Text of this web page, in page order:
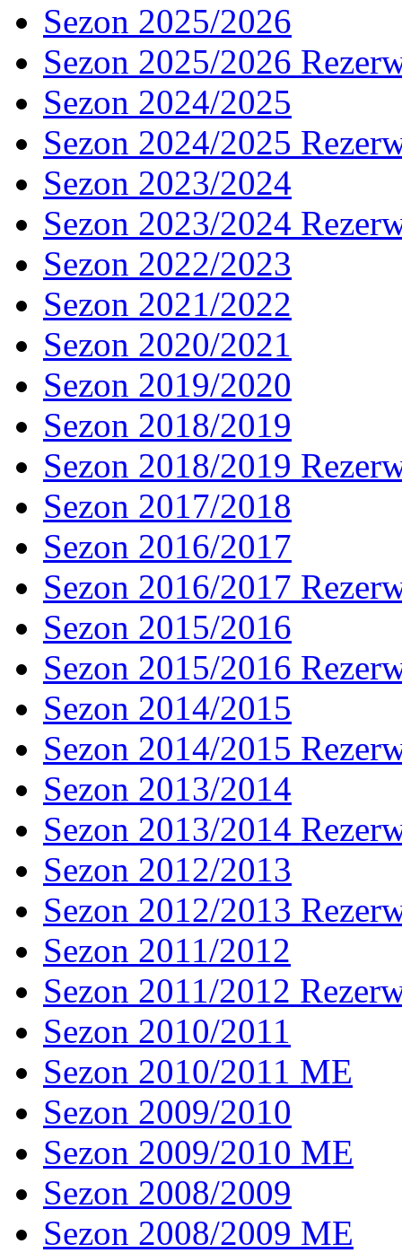
Sezon 2025/2026
Sezon 2025/2026
Sezon 2024/2025
Sezon 2024/2025
Sezon 2023/2024
Sezon 2023/2024
Sezon 2022/2023
Sezon 2021/2022
Sezon 2020/2021
Sezon 2019/2020
Sezon 2018/2019
Sezon 2018/2019
Sezon 2017/2018
Sezon 2016/2017
Sezon 2016/2017
Sezon 2015/2016
Sezon 2015/2016
Sezon 2014/2015
Sezon 2014/2015
Sezon 2013/2014
Sezon 2013/2014
Sezon 2012/2013
Sezon 2012/2013
Sezon 2011/2012
Sezon 2011/2012
Sezon 2010/2011
Sezon 2010/2011 ME
Sezon 2009/2010
Sezon 2009/2010 ME
Sezon 2008/2009
Sezon 2008/2009 ME